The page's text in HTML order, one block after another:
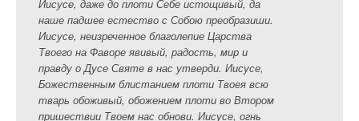
Иисусе, даже до плоти Себе истощивый, да
наше падшее естество с Собою преобразиши.
Иисусе, неизреченное благолепие Царства
Твоего на Фаворе явивый, радость, мир и
правду о Дусе Святе в нас утверди. Иисусе,
Божественным блистанием плоти Твоея всю
тварь обоживый, обожением плоти во Втором
пришествии Твоем нас обнови. Иисусе, огнь